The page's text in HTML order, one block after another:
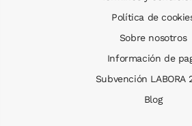
Política de
Sobre nosotros
Información de
Subvención LABORA
Blog